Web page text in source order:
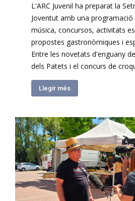
L'ARC Juvenil ha preparat la
Joventut amb una
música, concursos, activitats
propostes gastronòmiques i
Entre les novetats d'enguany
dels Patets i el concurs de
Llegir més